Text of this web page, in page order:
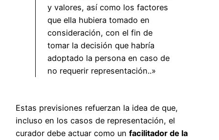
y valores, así como los factores
que ella hubiera tomado en
consideración, con el fin de
tomar la decisión que habría
adoptado la persona en caso de
no requerir representación..»
Estas previsiones refuerzan la idea de que,
incluso en los casos de representación, el
curador debe actuar como un facilitador de la